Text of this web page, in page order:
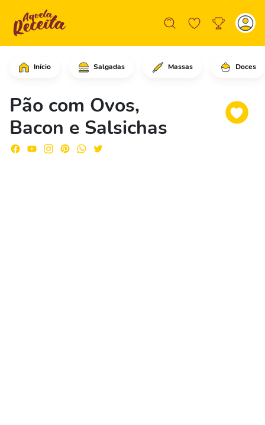
Início Salgadas Massas Doces
Pão com Ovos,
Bacon e Salsichas
Comece mergulhando as fatias de